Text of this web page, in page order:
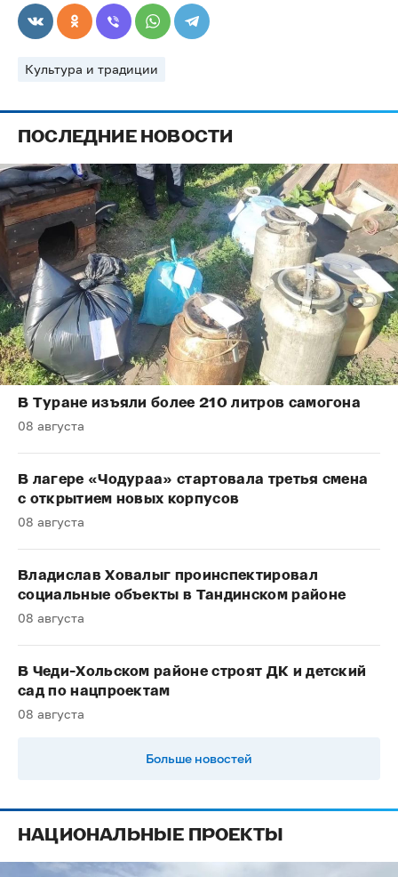
Культура и традиции
ПОСЛЕДНИЕ НОВОСТИ
В Туране изъяли более 210 литров самогона
08 августа
В лагере «Чодураа» стартовала третья смена
с открытием новых корпусов
08 августа
Владислав Ховалыг проинспектировал
социальные объекты в Тандинском районе
08 августа
В Чеди-Хольском районе строят ДК и детский
сад по нацпроектам
08 августа
Больше новостей
НАЦИОНАЛЬНЫЕ ПРОЕКТЫ